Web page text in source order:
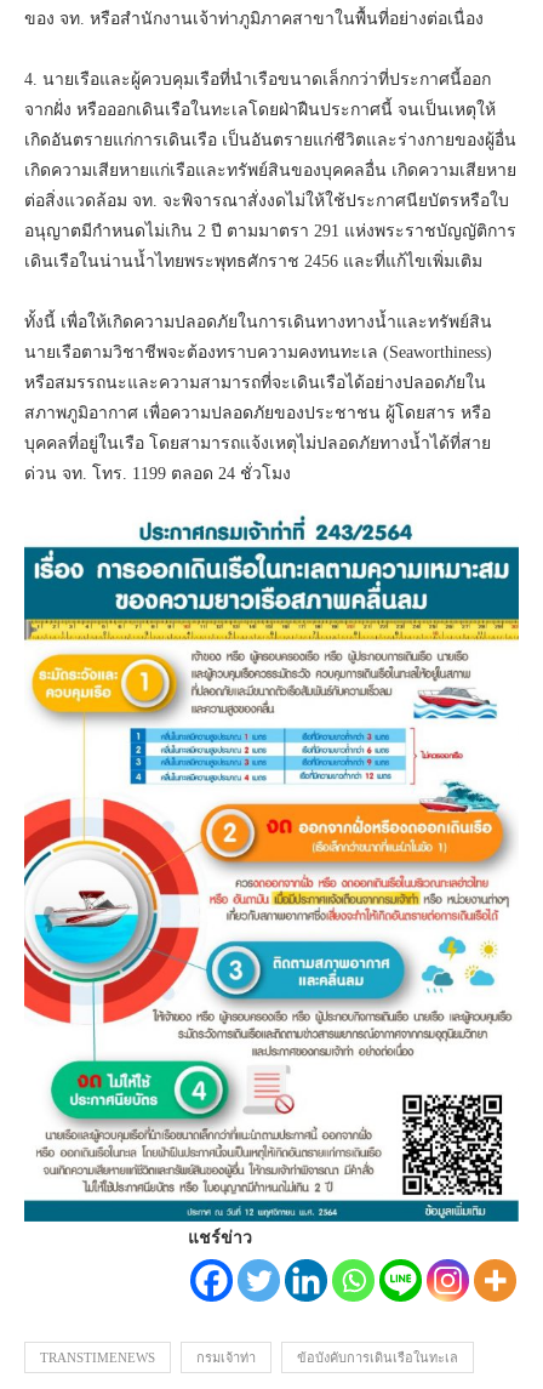
ของ จท. หรือสำนักงานเจ้าท่าภูมิภาคสาขาในพื้นที่อย่างต่อเนื่อง
4. นายเรือและผู้ควบคุมเรือที่นำเรือขนาดเล็กกว่าที่ประกาศนี้ออก
จากฝั่ง หรือออกเดินเรือในทะเลโดยฝ่าฝืนประกาศนี้ จนเป็นเหตุให้
เกิดอันตรายแก่การเดินเรือ เป็นอันตรายแก่ชีวิตและร่างกายของผู้อื่น
เกิดความเสียหายแก่เรือและทรัพย์สินของบุคคลอื่น เกิดความเสียหาย
ต่อสิ่งแวดล้อม จท. จะพิจารณาสั่งงดไม่ให้ใช้ประกาศนียบัตรหรือใบ
อนุญาตมีกำหนดไม่เกิน 2 ปี ตามมาตรา 291 แห่งพระราชบัญญัติการ
เดินเรือในน่านน้ำไทยพระพุทธศักราช 2456 และที่แก้ไขเพิ่มเติม
ทั้งนี้ เพื่อให้เกิดความปลอดภัยในการเดินทางทางน้ำและทรัพย์สิน
นายเรือตามวิชาชีพจะต้องทราบความคงทนทะเล (Seaworthiness)
หรือสมรรถนะและความสามารถที่จะเดินเรือได้อย่างปลอดภัยใน
สภาพภูมิอากาศ เพื่อความปลอดภัยของประชาชน ผู้โดยสาร หรือ
บุคคลที่อยู่ในเรือ โดยสามารถแจ้งเหตุไม่ปลอดภัยทางน้ำได้ที่สาย
ด่วน จท. โทร. 1199 ตลอด 24 ชั่วโมง
แชร์ข่าว
TRANSTIMENEWS กรมเจ้าท่า ข้อบังคับการเดินเรือในทะเล